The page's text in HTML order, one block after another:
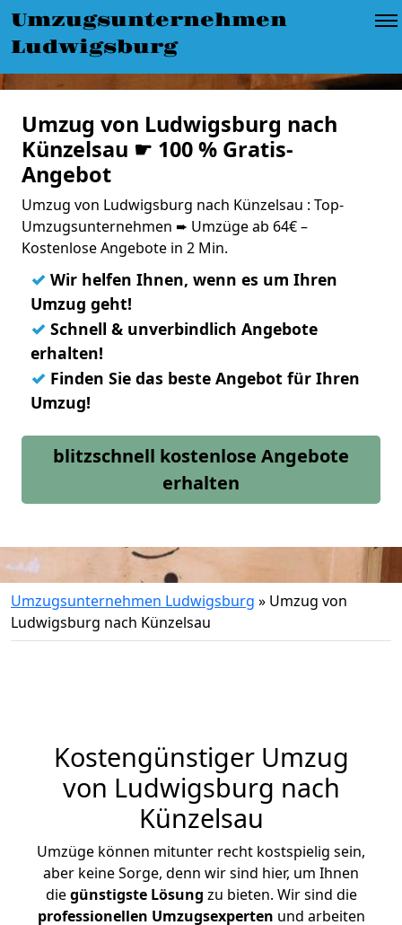
Umzugsunternehmen
Ludwigsburg
Umzug von Ludwigsburg nach
Künzelsau ☛ 100 % Gratis-
Angebot
Umzug von Ludwigsburg nach Künzelsau : Top-
Umzugsunternehmen ➨ Umzüge ab 64€ –
Kostenlose Angebote in 2 Min.
✓ Wir helfen Ihnen, wenn es um Ihren
Umzug geht!
✓ Schnell & unverbindlich Angebote
erhalten!
✓ Finden Sie das beste Angebot für Ihren
Umzug!
blitzschnell kostenlose Angebote
erhalten
Umzugsunternehmen Ludwigsburg » Umzug von
Ludwigsburg nach Künzelsau
Kostengünstiger Umzug
von Ludwigsburg nach
Künzelsau
Umzüge können mitunter recht kostspielig sein,
aber keine Sorge, denn wir sind hier, um Ihnen
diegünstigste Lösung zu bieten. Wir sind die
professionellen Umzugsexperten und arbeiten